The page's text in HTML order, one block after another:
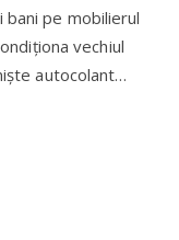
bani pe mobilierul
vechiul
autocolant…